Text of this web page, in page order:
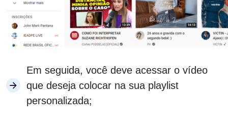
Em seguida, você deve acessar o vídeo
que deseja colocar na sua playlist
personalizada;